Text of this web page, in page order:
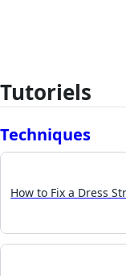
Tutoriels
Techniques
How to Fix a Dress